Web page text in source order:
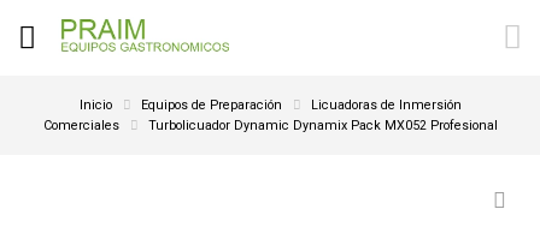
Inicio Equipos de Preparación
Licuadoras de Inmersión
Comerciales
Turbolicuador Dynamic Dynamix Pack MX052 Profesional